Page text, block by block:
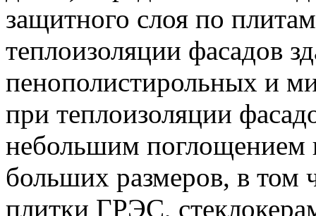
защитного слоя по
теплоизоляции фасадов
пенополистирольных и
при теплоизоляции
небольшим поглощением
больших размеров, в том
плитки ГРЭС,